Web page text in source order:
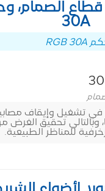
30A
للمناظر الطبيعية.